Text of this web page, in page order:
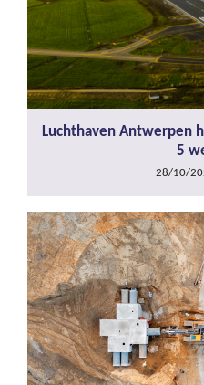
Luchthaven Antwerpen
5
28/10/